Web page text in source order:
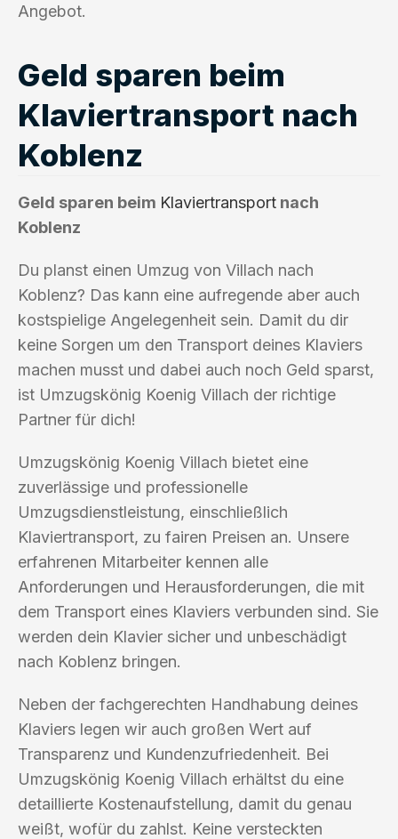
Angebot.
Geld sparen beim
Klaviertransport nach
Koblenz
Geld sparen beim Klaviertransport nach
Koblenz
Du planst einen Umzug von Villach nach
Koblenz? Das kann eine aufregende aber auch
kostspielige Angelegenheit sein. Damit du dir
keine Sorgen um den Transport deines Klaviers
machen musst und dabei auch noch Geld sparst,
ist Umzugskönig Koenig Villach der richtige
Partner für dich!
Umzugskönig Koenig Villach bietet eine
zuverlässige und professionelle
Umzugsdienstleistung, einschließlich
Klaviertransport, zu fairen Preisen an. Unsere
erfahrenen Mitarbeiter kennen alle
Anforderungen und Herausforderungen, die mit
dem Transport eines Klaviers verbunden sind. Sie
werden dein Klavier sicher und unbeschädigt
nach Koblenz bringen.
Neben der fachgerechten Handhabung deines
Klaviers legen wir auch großen Wert auf
Transparenz und Kundenzufriedenheit. Bei
Umzugskönig Koenig Villach erhältst du eine
detaillierte Kostenaufstellung, damit du genau
weißt, wofür du zahlst. Keine versteckten